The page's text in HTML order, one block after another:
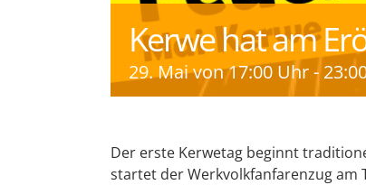
Kerwe hat am
29. Mai von 17:00 Uhr-
Der erste Kerwetag beginnt
startet der Werkvolkfanfarenzug am